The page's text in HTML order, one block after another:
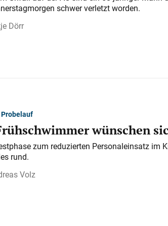
schwer verletzt worden.
Dörr
Probelauf
wünschen
zum reduzierten Personaleinsatz im
rund.
Volz